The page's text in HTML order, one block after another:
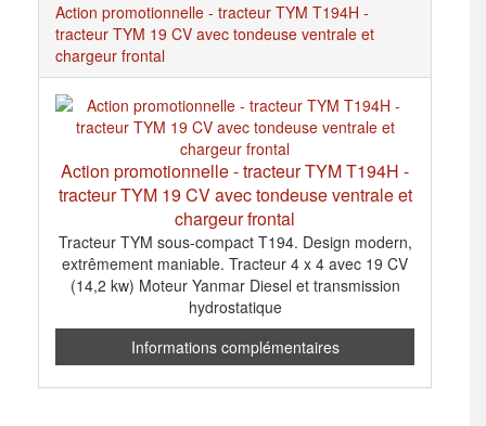
Action promotionnelle - tracteur TYM T194H -
tracteur TYM 19 CV avec tondeuse ventrale et
chargeur frontal
Action promotionnelle - tracteur TYM T194H -
tracteur TYM 19 CV avec tondeuse ventrale et
chargeur frontal
Tracteur TYM sous-compact T194. Design modern,
extrêmement maniable. Tracteur 4 x 4 avec 19 CV
(14,2 kw) Moteur Yanmar Diesel et transmission
hydrostatique
Informations complémentaires